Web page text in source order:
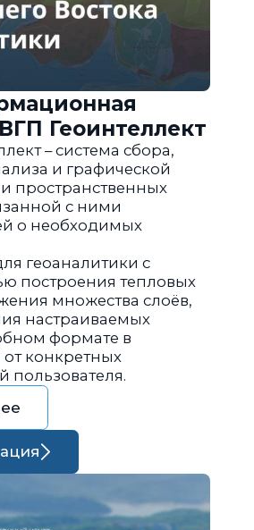
Геоинтеллект
– система сбора,
и графической
пространственных
с ними
о необходимых
геоаналитики с
построения тепловых
множества слоёв,
настраиваемых
формате в
конкретных
пользователя.